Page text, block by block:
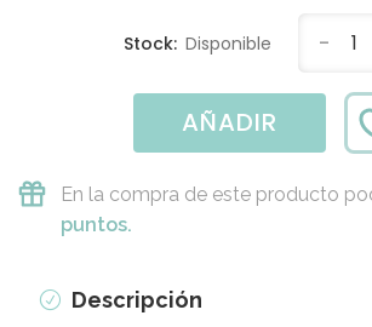
Stock: Disponible - 1
AÑADIR
En la compra de este producto
puntos.
Descripción